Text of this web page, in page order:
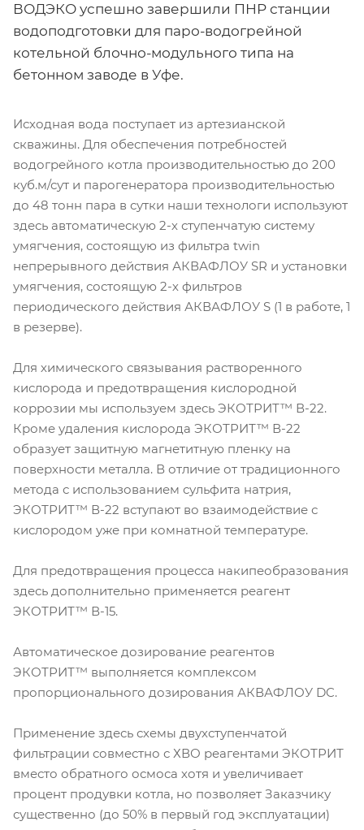
ВОДЭКО успешно завершили ПНР станции
водоподготовки для паро-водогрейной
котельной блочно-модульного типа на
бетонном заводе в Уфе.
Исходная вода поступает из артезианской
скважины. Для обеспечения потребностей
водогрейного котла производительностью до 200
куб.м/сут и парогенератора производительностью
до 48 тонн пара в сутки наши технологи используют
здесь автоматическую 2-х ступенчатую систему
умягчения, состоящую из фильтра twin
непрерывного действия АКВАФЛОУ SR и установки
умягчения, состоящую 2-х фильтров
периодического действия АКВАФЛОУ S (1 в работе, 1
в резерве).
Для химического связывания растворенного
кислорода и предотвращения кислородной
коррозии мы используем здесь ЭКОТРИТ™ В-22.
Кроме удаления кислорода ЭКОТРИТ™ В-22
образует защитную магнетитную пленку на
поверхности металла. В отличие от традиционного
метода с использованием сульфита натрия,
ЭКОТРИТ™ В-22 вступают во взаимодействие с
кислородом уже при комнатной температуре.
Для предотвращения процесса накипеобразования
здесь дополнительно применяется реагент
ЭКОТРИТ™ В-15.
Автоматическое дозирование реагентов
ЭКОТРИТ™ выполняется комплексом
пропорционального дозирования АКВАФЛОУ DC.
Применение здесь схемы двухступенчатой
фильтрации совместно с ХВО реагентами ЭКОТРИТ
вместо обратного осмоса хотя и увеличивает
процент продувки котла, но позволяет Заказчику
существенно (до 50% в первый год эксплуатации)